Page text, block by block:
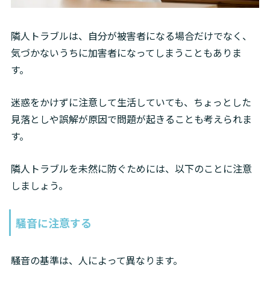
隣人トラブルは、自分が被害者になる場合だけでなく、
気づかないうちに加害者になってしまうこともありま
す。
迷惑をかけずに注意して生活していても、ちょっとした
見落としや誤解が原因で問題が起きることも考えられま
す。
隣人トラブルを未然に防ぐためには、以下のことに注意
しましょう。
騒音に注意する
騒音の基準は、人によって異なります。